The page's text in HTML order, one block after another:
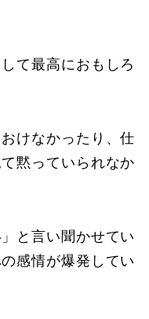
て最高におもしろ
けなかったり、仕
黙っていられなか
と言い聞かせてい
感情が爆発してい